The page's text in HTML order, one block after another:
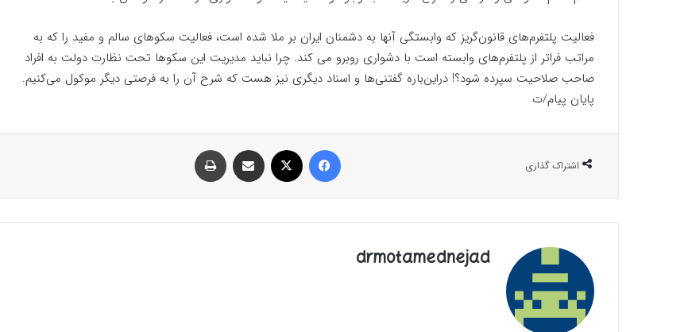
فعالیت پلتفرم‌های قانون‌گریز که وابستگی آنها به دشمنان ایران بر ملا شده است، فعالیت سکوهای سالم و مفید را که به
مراتب فراتر از پلتفرم‌های وابسته است با دشواری روبرو می کند‌. چرا نباید مدیریت این سکوها تحت نظارت دولت به افراد
صاحب صلاحیت سپرده شود؟! در‌این‌باره گفتنی‌ها و اسناد دیگری نیز هست که شرح آن را به فرصتی دیگر موکول می‌کنیم.
پایان پیام/ت
اشتراک گذاری
فیسبوک ایکس اشتراک گذاری با ایمیل
drmotamednejad